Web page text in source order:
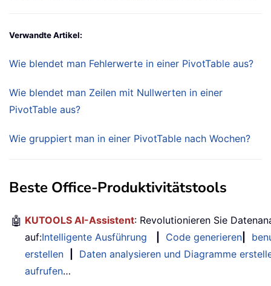
Verwandte Artikel:
Wie blendet man Fehlerwerte in einer PivotTable aus?
Wie blendet man Zeilen mit Nullwerten in einer
PivotTable aus?
Wie gruppiert man in einer PivotTable nach Wochen?
Beste Office-Produktivitätstools
🤖 KUTOOLS AI-Assistent: Revolutionieren Sie
auf:Intelligente Ausführung Code generieren
erstellen
Daten analysieren und Diagramme
aufrufen…